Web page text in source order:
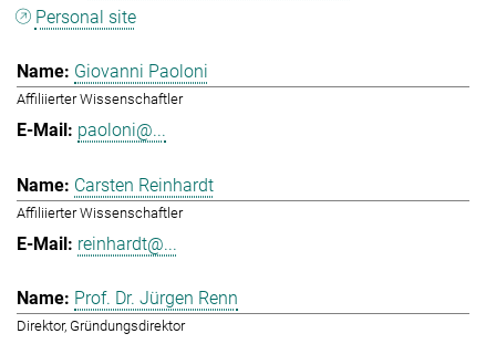
Personal site
Giovanni Paoloni
Affiliierter Wissenschaftler
paoloni@...
Carsten Reinhardt
Affiliierter Wissenschaftler
reinhardt@...
Prof. Dr. Jürgen Renn
Direktor, Gründungsdirektor